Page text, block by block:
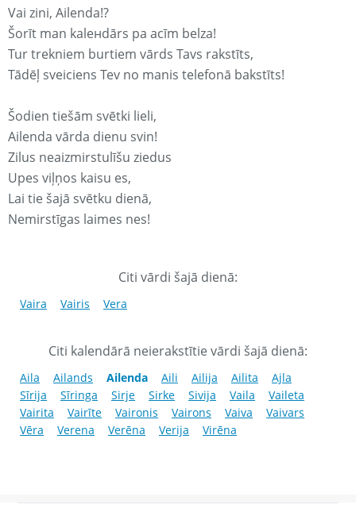
Vai zini, Ailenda!?
Šorīt man kaleнdārs pa acīm belza!
Tur trekniem burtiem vārds Tavs rakstīts,
Tādēļ sveiciens Tev no manis telefonā bakstīts!
Šodien tiešām svētki lieli,
Ailenda vārda dienu svin!
Zilus neaizmirstulīšu ziedus
Upes viļņos kaisu es,
Lai tie šajā svētku dienā,
Nemirstīgas laimes nes!
Citi vārdi šajā dienā:
Vaira Vairis Vera
Citi kalendārā neierakstītie vārdi šajā dienā:
Aila Ailands Ailenda Aili Ailija Ailita
Ajla
Sīrija
Sīringa Sirje Sirke Sivija Vaila
Vaileta
Vairita
Vairīte Vaironis Vairons Vaiva
Vaivars
Vēra
Verena Verēna Verija Virēna